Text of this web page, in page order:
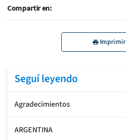
Compartir en:
Imprimir
Seguí leyendo
Agradecimientos
ARGENTINA